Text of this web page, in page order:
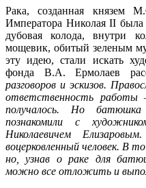
Рака, созданная князем
Императора Николая II была
дубовая колода, внутри
мощевик, обитый зеленым
эту идею, стали искать
фонда В.А. Ермолаев
разговоров и эскизов.
ответственность работы
получалось. Но
познакомили с
Николаевичем
воцерковленный человек. В
но, узнав о раке для
можно все отложить и